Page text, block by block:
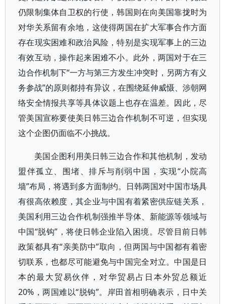
仍限制集体自卫权的行使，韩国则在向美国靠拢时为
对华关系留有余地，这使得两国在扩大军事合作方面
存在现实困难和政治风险，特别是实现军事上的三边
有效互动，操作起来困难不小。此外，两国对于在三
边合作机制下“一方与第三方发生冲突时，另两方有义
务参战”的原则都持有异议，在围绕延伸威慑、涉朝网
络安全情报共享等具体议题上也存在温差。因此，尽
管美国宣称要使美日韩三边合作机制不可逆，但实现
这个企图仍面临不小挑战。
美国企图利用美日韩三边合作和其他机制，发动
盟伴孤立、围堵、排斥与削弱中国，实现“小院高
墙”布局，将遇到多方面制约。日韩两国对中国市场具
有很高依赖度，其企业与中国有着紧密供应链关系，
美国利用三边合作机制强推半导体、新能源等领域与
中国“脱钩”，将使日韩企业陷入困境。尽管目前日韩
政策都具有“亲美防中”取向，但两国与中国都有着密
切联系，也都尽可能避免与中国完全对立。中国是日
本的最大贸易伙伴，对华贸易占日本外贸总额近
20%，两国难以“脱钩”。岸田首相明确表示，日中关